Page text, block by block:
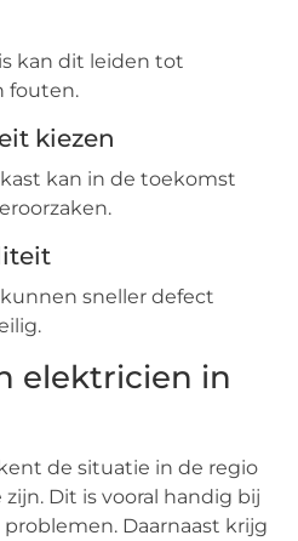
kan dit leiden tot
fouten.
kiezen
kan in de toekomst
sneller defect
elektricien in
de situatie in de regio
Dit is vooral handig bij
Daarnaast krijg